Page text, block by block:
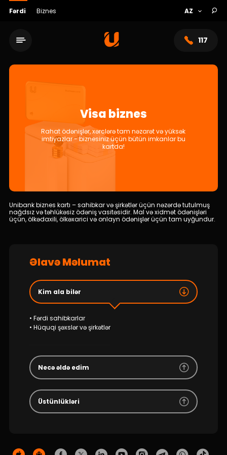
Fərdi Biznes
117
Bank haqqında
Keşbek
Tariflər
İnsan Resursları
Əlaqə və təkliflər
F.A.Q
Visa biznes
Rahat ödənişlər, xərclərə tam nəzarət və yüksək
imtiyazlar - biznesiniz üçün bütün imkanlar bu
kartda!
Unibank biznes kartı – sahibkar və şirkətlər üçün nəzərdə tutulmuş
nağdsız və təhlükəsiz ödəniş vasitəsidir. Mal və xidmət ödənişləri
üçün, ölkədaxili, ölkəxarici və onlayn ödənişlər üçün tam uyğundur.
Əlavə Məlumat
Kim ala bilər
• Fərdi sahibkarlar
• Hüquqi şəxslər və şirkətlər
Necə əldə edim
Üstünlükləri